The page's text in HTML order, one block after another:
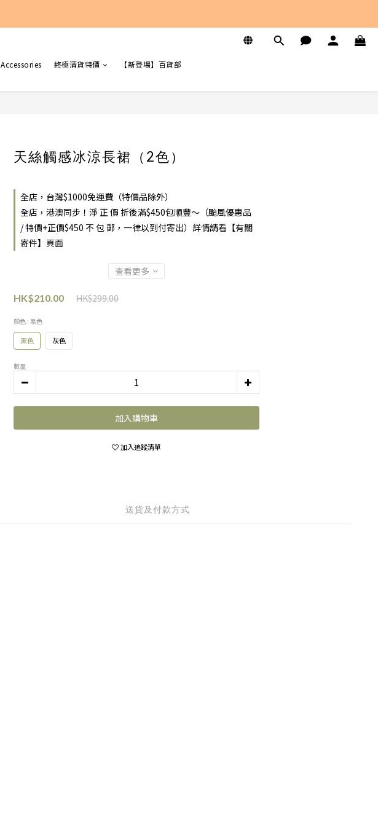
Accessories 終極清貨特價 【新登場】百貨部
天絲觸感冰涼長裙（2色）
全店，台灣$1000免運費（特價品除外）
全店，港澳同步！淨 正 價 折後滿$450包順豐～（颱風優惠品
/ 特價+正價$450 不 包 郵，一律以到付寄出）詳情請看【有關
寄件】頁面
查看更多
HK$210.00 HK$299.00
顏色 : 黑色
黑色 灰色
數量
加入購物車
加入追蹤清單
送貨及付款方式